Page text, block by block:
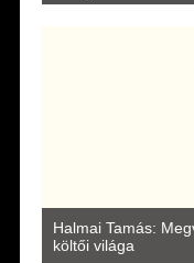
Halmai Tamás:
költői világa